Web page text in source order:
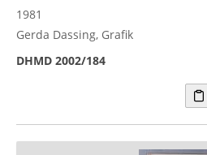
1981
Gerda Dassing, Grafik
DHMD 2002/184